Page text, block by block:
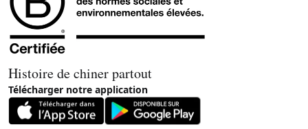
Histoire de chiner partout
Télécharger notre application